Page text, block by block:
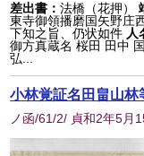
差出書：法橋（花押）
東寺御領播磨国矢野庄
下知之旨、仍状如件 人
御方真蔵名 桜田 田中
弘...
小林覚証名田畠山林
ノ函/61/2/ 貞和2年5月